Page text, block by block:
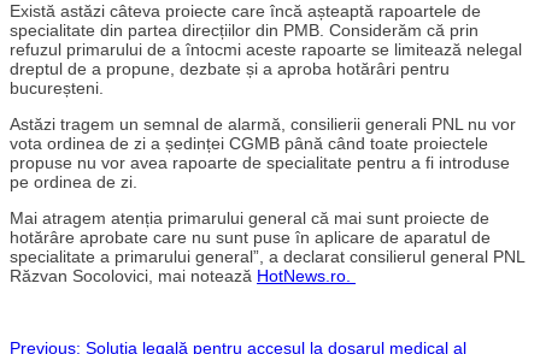
Există astăzi câteva proiecte care încă așteaptă rapoartele de
specialitate din partea direcțiilor din PMB. Considerăm că prin
refuzul primarului de a întocmi aceste rapoarte se limitează nelegal
dreptul de a propune, dezbate și a aproba hotărâri pentru
bucureșteni.
Astăzi tragem un semnal de alarmă, consilierii generali PNL nu vor
vota ordinea de zi a ședinței CGMB până când toate proiectele
propuse nu vor avea rapoarte de specialitate pentru a fi introduse
pe ordinea de zi.
Mai atragem atenția primarului general că mai sunt proiecte de
hotărâre aprobate care nu sunt puse în aplicare de aparatul de
specialitate a primarului general”, a declarat consilierul general PNL
Răzvan Socolovici, mai notează HotNews.ro.
Previous: Soluția legală pentru accesul la dosarul medical al